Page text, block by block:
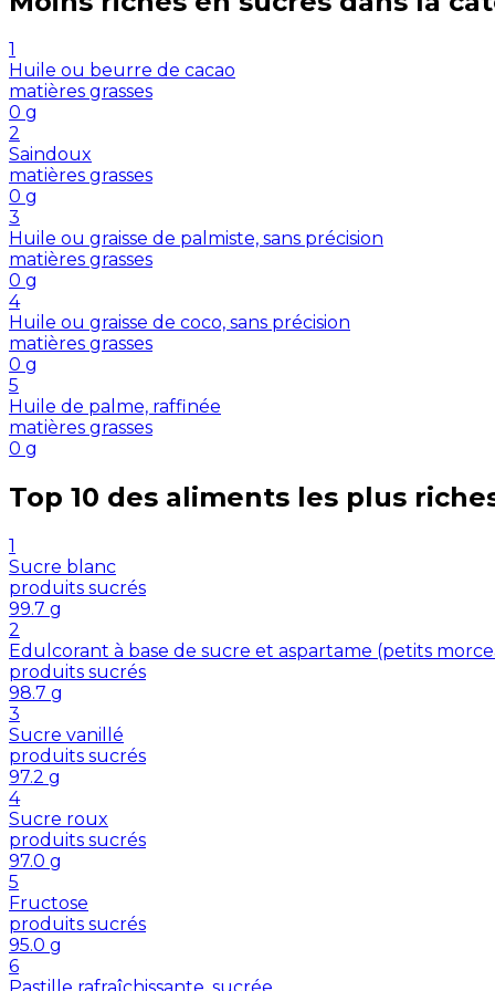
1
Huile ou beurre de cacao
matières grasses
0 g
2
Saindoux
matières grasses
0 g
3
Huile ou graisse de palmiste, sans précision
matières grasses
0 g
4
Huile ou graisse de coco, sans précision
matières grasses
0 g
5
Huile de palme, raffinée
matières grasses
0 g
Top 10 des aliments les plus
1
Sucre blanc
produits sucrés
99.7 g
2
Edulcorant à base de sucre et aspartame (petits
produits sucrés
98.7 g
3
Sucre vanillé
produits sucrés
97.2 g
4
Sucre roux
produits sucrés
97.0 g
5
Fructose
produits sucrés
95.0 g
6